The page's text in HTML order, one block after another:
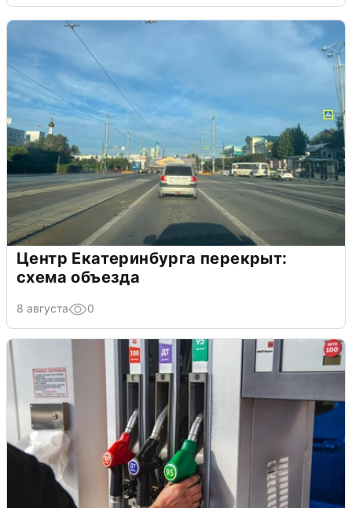
Центр Екатеринбурга перекрыт:
схема объезда
8 августа 0